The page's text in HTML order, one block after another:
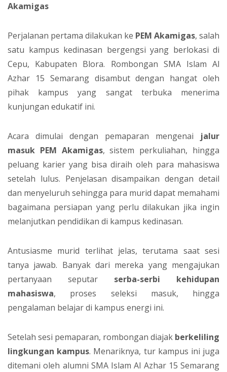
Akamigas
Perjalanan pertama dilakukan ke PEM Akamigas, salah
satu kampus kedinasan bergengsi yang berlokasi di
Cepu, Kabupaten Blora. Rombongan SMA Islam Al
Azhar 15 Semarang disambut dengan hangat oleh
pihak kampus yang sangat terbuka menerima
kunjungan edukatif ini.
Acara dimulai dengan pemaparan mengenai jalur
masuk PEM Akamigas, sistem perkuliahan, hingga
peluang karier yang bisa diraih oleh para mahasiswa
setelah lulus. Penjelasan disampaikan dengan detail
dan menyeluruh sehingga para murid dapat memahami
bagaimana persiapan yang perlu dilakukan jika ingin
melanjutkan pendidikan di kampus kedinasan.
Antusiasme murid terlihat jelas, terutama saat sesi
tanya jawab. Banyak dari mereka yang mengajukan
pertanyaan seputar serba-serbi kehidupan
mahasiswa, proses seleksi masuk, hingga
pengalaman belajar di kampus energi ini.
Setelah sesi pemaparan, rombongan diajak berkeliling
lingkungan kampus. Menariknya, tur kampus ini juga
ditemani oleh alumni SMA Islam Al Azhar 15 Semarang